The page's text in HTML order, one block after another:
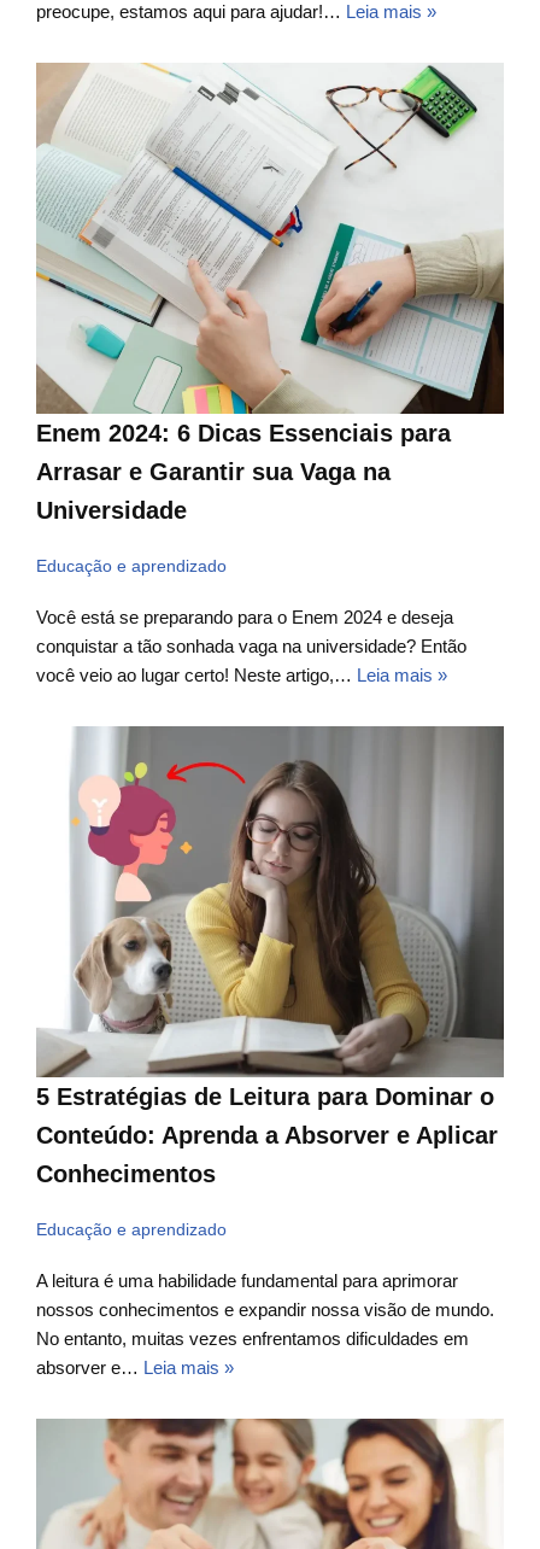
preocupe, estamos aqui para ajudar!… Leia mais »
Enem 2024: 6 Dicas Essenciais para
Arrasar e Garantir sua Vaga na
Universidade
Educação e aprendizado
Você está se preparando para o Enem 2024 e deseja
conquistar a tão sonhada vaga na universidade? Então
você veio ao lugar certo! Neste artigo,… Leia mais »
5 Estratégias de Leitura para Dominar o
Conteúdo: Aprenda a Absorver e Aplicar
Conhecimentos
Educação e aprendizado
A leitura é uma habilidade fundamental para aprimorar
nossos conhecimentos e expandir nossa visão de mundo.
No entanto, muitas vezes enfrentamos dificuldades em
absorver e… Leia mais »